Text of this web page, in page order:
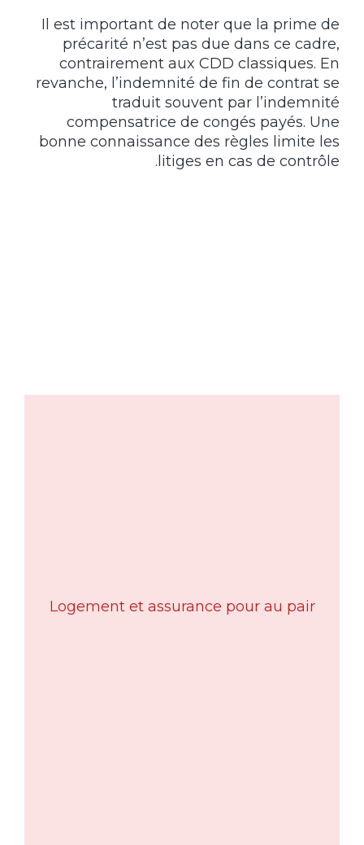
Il est important de noter que la prime de
précarité n’est pas due dans ce cadre,
contrairement aux CDD classiques. En
revanche, l’indemnité de fin de contrat se
traduit souvent par l’indemnité
compensatrice de congés payés. Une
bonne connaissance des règles limite les
litiges en cas de contrôle.
Logement et assurance pour au pair